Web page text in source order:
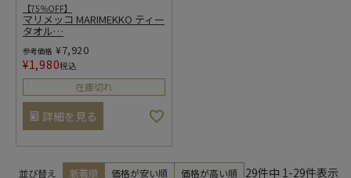
【75％OFF】
マリメッコ MARIMEKKO ティー
タオル…
参考価格 ¥7,920
¥1,980税込
在庫切れ
詳細を見る
並び替え 新着順 価格が安い順 価格が高い順 29件中 1-29件表示